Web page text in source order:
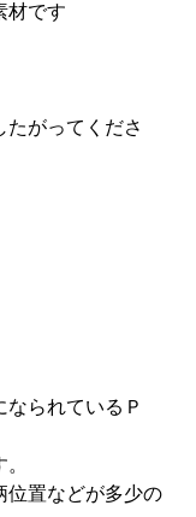
材です
がってくださ
られているＰ
位置などが多少の